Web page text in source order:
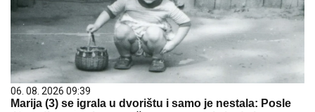
06. 08. 2026 09:39
Marija (3) se igrala u dvorištu i samo je nestala: Posle